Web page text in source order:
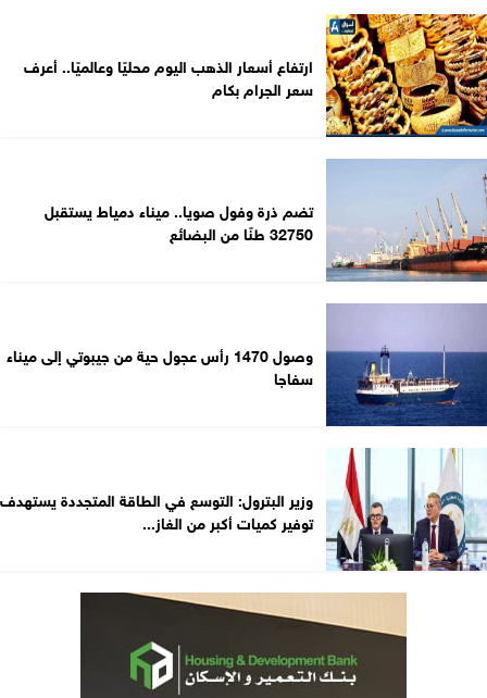
ارتفاع أسعار الذهب اليوم محليًا وعالميًا.. أعرف
سعر الجرام بكام
تضم ذرة وفول صويا.. ميناء دمياط يستقبل
32750 طنًا من البضائع
وصول 1470 رأس عجول حية من جيبوتي إلى ميناء
سفاجا
وزير البترول: التوسع في الطاقة المتجددة يستهدف
توفير كميات أكبر من الغاز...